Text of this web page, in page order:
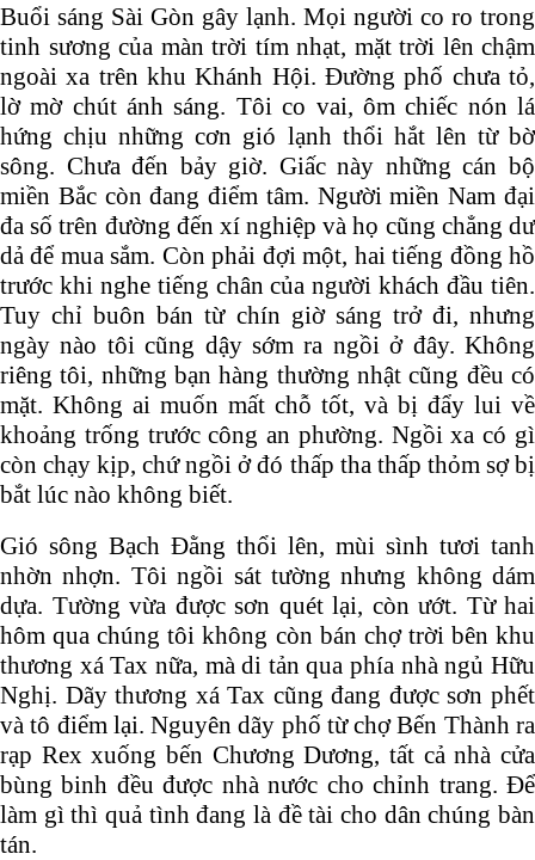
Buổi sáng Sài Gòn gây lạnh. Mọi người co ro trong
tinh sương của màn trời tím nhạt, mặt trời lên chậm
ngoài xa trên khu Khánh Hội. Đường phố chưa tỏ,
lờ mờ chút ánh sáng. Tôi co vai, ôm chiếc nón lá
hứng chịu những cơn gió lạnh thổi hắt lên từ bờ
sông. Chưa đến bảy giờ. Giấc này những cán bộ
miền Bắc còn đang điểm tâm. Người miền Nam đại
đa số trên đường đến xí nghiệp và họ cũng chẳng dư
dả để mua sắm. Còn phải đợi một, hai tiếng đồng hồ
trước khi nghe tiếng chân của người khách đầu tiên.
Tuy chỉ buôn bán từ chín giờ sáng trở đi, nhưng
ngày nào tôi cũng dậy sớm ra ngồi ở đây. Không
riêng tôi, những bạn hàng thường nhật cũng đều có
mặt. Không ai muốn mất chỗ tốt, và bị đẩy lui về
khoảng trống trước công an phường. Ngồi xa có gì
còn chạy kịp, chứ ngồi ở đó thấp tha thấp thỏm sợ bị
bắt lúc nào không biết.
Gió sông Bạch Đằng thổi lên, mùi sình tươi tanh
nhờn nhợn. Tôi ngồi sát tường nhưng không dám
dựa. Tường vừa được sơn quét lại, còn ướt. Từ hai
hôm qua chúng tôi không còn bán chợ trời bên khu
thương xá Tax nữa, mà di tản qua phía nhà ngủ Hữu
Nghị. Dãy thương xá Tax cũng đang được sơn phết
và tô điểm lại. Nguyên dãy phố từ chợ Bến Thành ra
rạp Rex xuống bến Chương Dương, tất cả nhà cửa
bùng binh đều được nhà nước cho chỉnh trang. Để
làm gì thì quả tình đang là đề tài cho dân chúng bàn
tán.